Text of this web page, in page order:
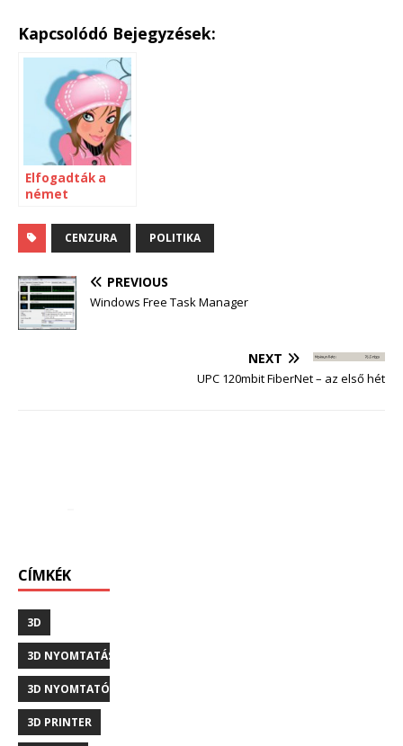
Kapcsolódó Bejegyzések:
Elfogadták a
német
az internet
cenzúrátCENZURA POLITIKA
PREVIOUS
Windows Free Task Manager
NEXT
UPC 120mbit FiberNet – az első hét
CÍMKÉK
3D
3D NYOMTATÁS
3D NYOMTATÓ
3D PRINTER